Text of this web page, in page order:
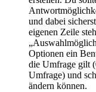
und dabei
eigenen Zeile
Optionen ein
die Umfrage gilt
Umfrage) und
ändern können.